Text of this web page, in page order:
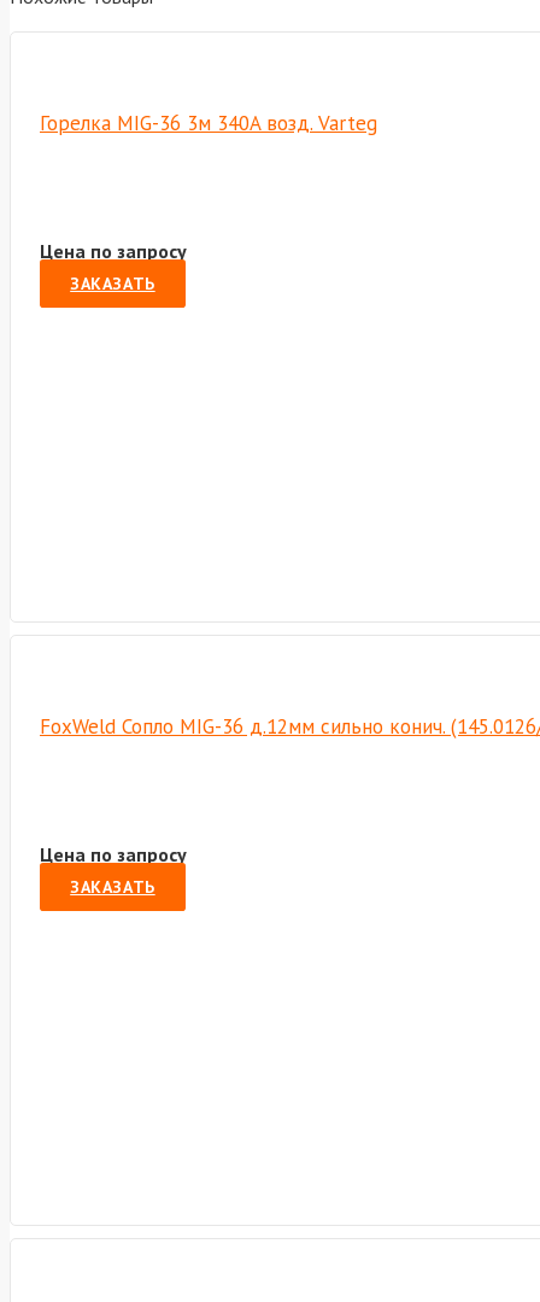
Горелка MIG-36 3м 340A возд. Varteg
Цена по запросу
ЗАКАЗАТЬ
FoxWeld Сопло MIG-36 д.12мм сильно конич.
Цена по запросу
ЗАКАЗАТЬ